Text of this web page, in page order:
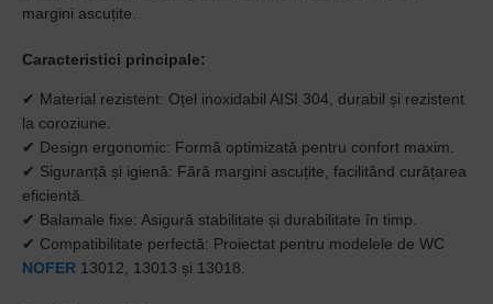
margini ascuțite.
Caracteristici principale:
✔ Material rezistent: Oțel inoxidabil AISI 304, durabil și rezistent
la coroziune.
✔ Design ergonomic: Formă optimizată pentru confort maxim.
✔ Siguranță și igienă: Fără margini ascuțite, facilitând curățarea
eficientă.
✔ Balamale fixe: Asigură stabilitate și durabilitate în timp.
✔ Compatibilitate perfectă: Proiectat pentru modelele de WC
NOFER 13012, 13013 și 13018.